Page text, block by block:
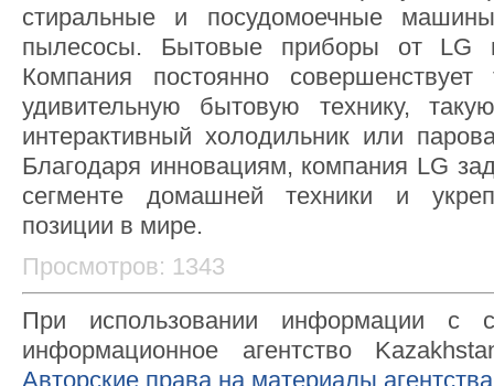
стиральные и посудомоечные
пылесосы. Бытовые приборы от LG
Компания постоянно совершенствует
удивительную бытовую технику,
интерактивный холодильник или
Благодаря инновациям, компания LG
сегменте домашней техники и
позиции в мире.
Просмотров: 1343
При использовании информации с
информационное агентство
Авторские права на материалы